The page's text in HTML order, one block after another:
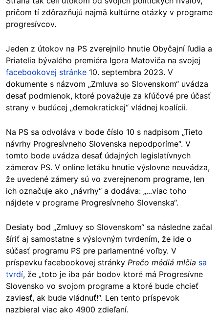
pričom tí zdôrazňujú najmä kultúrne otázky v programe
progresívcov.
Jeden z útokov na PS zverejnilo hnutie Obyčajní ľudia a
Priatelia bývalého premiéra Igora Matoviča na svojej
facebookovej stránke 10. septembra 2023. V
dokumente s názvom „Zmluva so Slovenskom“ uvádza
desať podmienok, ktoré považuje za kľúčové pre účasť
strany v budúcej „demokratickej“ vládnej koalícii.
Na PS sa odvoláva v bode číslo 10 s nadpisom „Tieto
návrhy Progresívneho Slovenska nepodporíme“. V
tomto bode uvádza desať údajných legislatívnych
zámerov PS. V online letáku hnutie výslovne neuvádza,
že uvedené zámery sú vo zverejnenom programe, len
ich označuje ako „návrhy“ a dodáva: „...viac toho
nájdete v programe Progresívneho Slovenska“.
Desiaty bod „Zmluvy so Slovenskom“ sa následne začal
šíriť aj samostatne s výslovným tvrdením, že ide o
súčasť programu PS pre parlamentné voľby. V
príspevku facebookovej stránky Prečo médiá mlčia sa
tvrdí, že „toto je iba pár bodov ktoré má Progresívne
Slovensko vo svojom programe a ktoré bude chcieť
zaviesť, ak bude vládnuť!“. Len tento príspevok
nazbieral viac ako 4900 zdieľaní.